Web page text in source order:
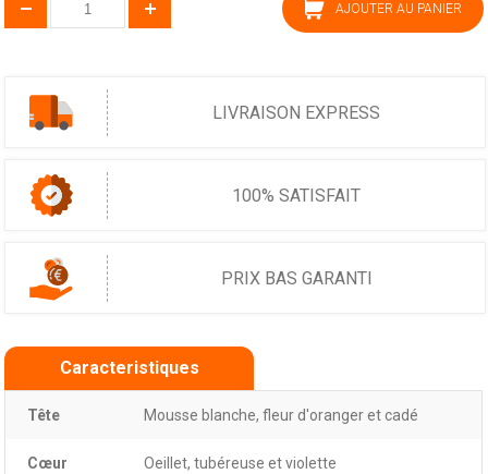
AJOUTER AU PANIER
LIVRAISON EXPRESS
100% SATISFAIT
PRIX BAS GARANTI
Caracteristiques
Tête Mousse blanche, fleur d'oranger et cadé
Cœur Oeillet, tubéreuse et violette